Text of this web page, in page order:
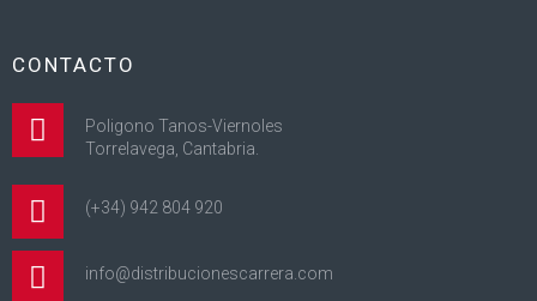
CONTACTO
Poligono Tanos-Viernoles
Torrelavega, Cantabria.
(+34) 942 804 920
info@distribucionescarrera.com